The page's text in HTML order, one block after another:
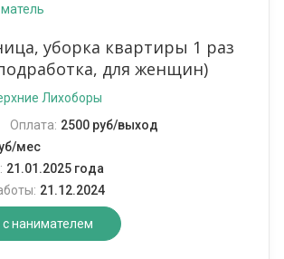
уборка квартиры 1 раз
для женщин)
Лихоборы
Оплата: 2500 руб/выход
мес
21.01.2025 года
21.12.2024
с нанимателем